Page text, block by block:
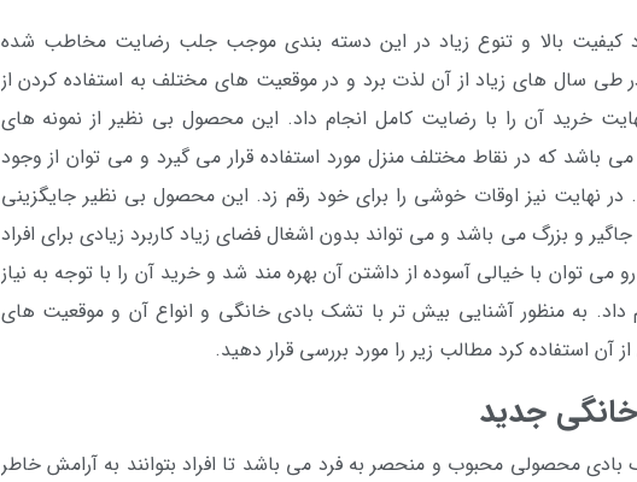
کیفیت بالا و تنوع زیاد در این دسته بندی موجب جلب رضایت مخاطب شده
سال های زیاد از آن لذت برد و در موقعیت های مختلف به استفاده کردن از
خرید آن را با رضایت کامل انجام داد. این محصول بی نظیر از نمونه های
می باشد که در نقاط مختلف منزل مورد استفاده قرار می گیرد و می توان از وجود
در نهایت نیز اوقات خوشی را برای خود رقم زد. این محصول بی نظیر جایگزینی
و بزرگ می باشد و می تواند بدون اشغال فضای زیاد کاربرد زیادی برای افراد
می توان با خیالی آسوده از داشتن آن بهره مند شد و خرید آن را با توجه به نیاز
داد. به منظور آشنایی بیش تر با تشک بادی خانگی و انواع آن و موقعیت های
آن استفاده کرد مطالب زیر را مورد بررسی قرار دهید.
جدید
محصولی محبوب و منحصر به فرد می باشد تا افراد بتوانند به آرامش خاطر